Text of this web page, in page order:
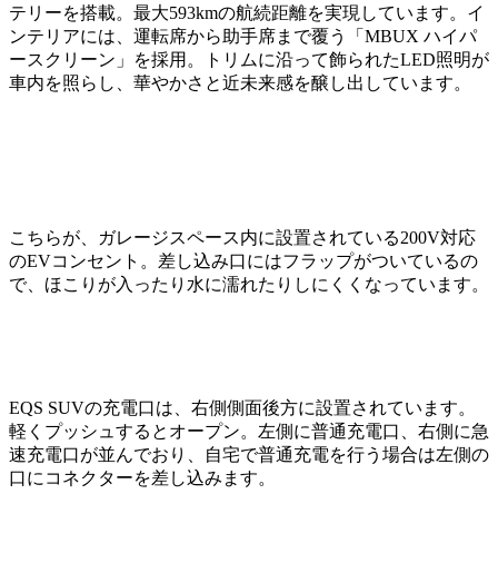
テリーを搭載。最大593kmの航続距離を実現しています。イ
ンテリアには、運転席から助手席まで覆う「MBUX ハイパ
ースクリーン」を採用。トリムに沿って飾られたLED照明が
車内を照らし、華やかさと近未来感を醸し出しています。
こちらが、ガレージスペース内に設置されている200V対応
のEVコンセント。差し込み口にはフラップがついているの
で、ほこりが入ったり水に濡れたりしにくくなっています。
EQS SUVの充電口は、右側側面後方に設置されています。
軽くプッシュするとオープン。左側に普通充電口、右側に急
速充電口が並んでおり、自宅で普通充電を行う場合は左側の
口にコネクターを差し込みます。